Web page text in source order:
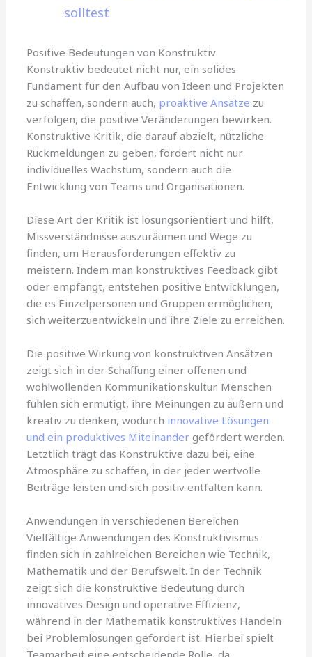
solltest
Positive Bedeutungen von Konstruktiv
Konstruktiv bedeutet nicht nur, ein solides
Fundament für den Aufbau von Ideen und Projekten
zu schaffen, sondern auch, proaktive Ansätze zu
verfolgen, die positive Veränderungen bewirken.
Konstruktive Kritik, die darauf abzielt, nützliche
Rückmeldungen zu geben, fördert nicht nur
individuelles Wachstum, sondern auch die
Entwicklung von Teams und Organisationen.
Diese Art der Kritik ist lösungsorientiert und hilft,
Missverständnisse auszuräumen und Wege zu
finden, um Herausforderungen effektiv zu
meistern. Indem man konstruktives Feedback gibt
oder empfängt, entstehen positive Entwicklungen,
die es Einzelpersonen und Gruppen ermöglichen,
sich weiterzuentwickeln und ihre Ziele zu erreichen.
Die positive Wirkung von konstruktiven Ansätzen
zeigt sich in der Schaffung einer offenen und
wohlwollenden Kommunikationskultur. Menschen
fühlen sich ermutigt, ihre Meinungen zu äußern und
kreativ zu denken, wodurch innovative Lösungen
und ein produktives Miteinander gefördert werden.
Letztlich trägt das Konstruktive dazu bei, eine
Atmosphäre zu schaffen, in der jeder wertvolle
Beiträge leisten und sich positiv entfalten kann.
Anwendungen in verschiedenen Bereichen
Vielfältige Anwendungen des Konstruktivismus
finden sich in zahlreichen Bereichen wie Technik,
Mathematik und der Berufswelt. In der Technik
zeigt sich die konstruktive Bedeutung durch
innovatives Design und operative Effizienz,
während in der Mathematik konstruktives Handeln
bei Problemlösungen gefordert ist. Hierbei spielt
Teamarbeit eine entscheidende Rolle, da